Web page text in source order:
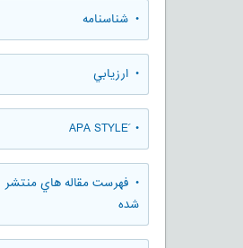
• شناسنامه
• ارزيابي
• َAPA STYLE
• فهرست مقاله هاي منتشر
شده